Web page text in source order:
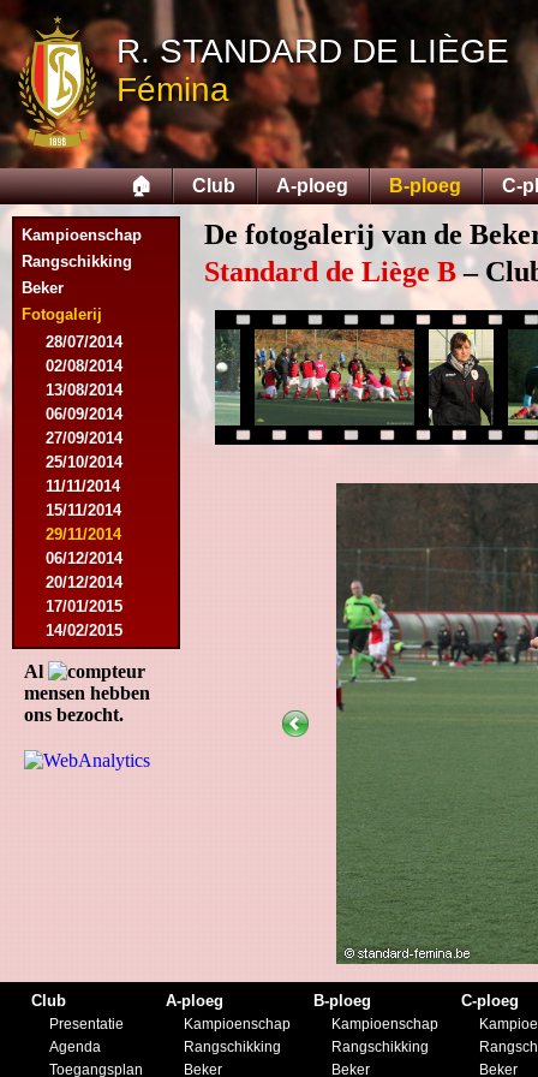
R. STANDARD DE LIÈGE
Fémina
🏠 Club A-ploeg B-ploeg C-
Kampioenschap
Rangschikking
Beker
Fotogalerij
28/07/2014
02/08/2014
13/08/2014
06/09/2014
27/09/2014
25/10/2014
11/11/2014
15/11/2014
29/11/2014
06/12/2014
20/12/2014
17/01/2015
14/02/2015
21/02/2015
18/04/2015
22/04/2015
09/05/2015
20/07/2015
01/08/2015
09/04/2016
23/04/2016
30/04/2016
18/07/2016
Al
mensen hebben
ons bezocht.
De fotogalerij van de
Standard de Liège B–
Club
Presentatie
Agenda
Toegangsplan
A-ploeg
Kampioenschap
Rangschikking
Beker
B-ploeg
Kampioenschap
Rangschikking
Beker
C-ploeg
Beker